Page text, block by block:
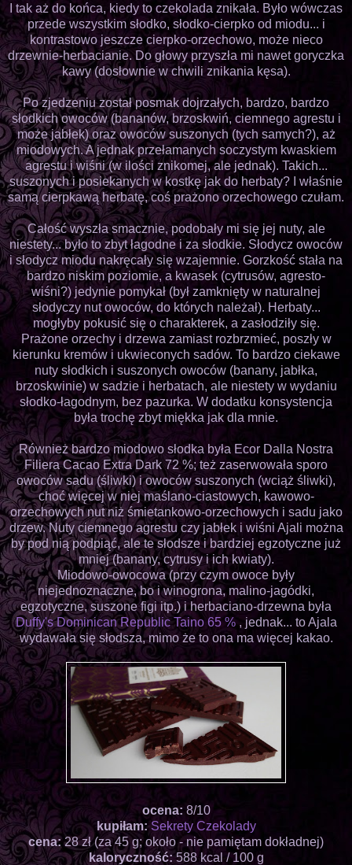
I tak aż do końca, kiedy to czekolada znikała. Było wówczas
przede wszystkim słodko, słodko-cierpko od miodu... i
kontrastowo jeszcze cierpko-orzechowo, może nieco
drzewnie-herbacianie. Do głowy przyszła mi nawet goryczka
kawy (dosłownie w chwili znikania kęsa).
Po zjedzeniu został posmak dojrzałych, bardzo, bardzo
słodkich owoców (bananów, brzoskwiń, ciemnego agrestu i
może jabłek) oraz owoców suszonych (tych samych?), aż
miodowych. A jednak przełamanych soczystym kwaskiem
agrestu i wiśni (w ilości znikomej, ale jednak). Takich...
suszonych i posiekanych w kostkę jak do herbaty? I właśnie
samą cierpkawą herbatę, coś prażono orzechowego czułam.
Całość wyszła smacznie, podobały mi się jej nuty, ale
niestety... było to zbyt łagodne i za słodkie. Słodycz owoców
i słodycz miodu nakręcały się wzajemnie. Gorzkość stała na
bardzo niskim poziomie, a kwasek (cytrusów, agresto-
wiśni?) jedynie pomykał (był zamknięty w naturalnej
słodyczy nut owoców, do których należał). Herbaty...
mogłyby pokusić się o charakterek, a zasłodziły się.
Prażone orzechy i drzewa zamiast rozbrzmieć, poszły w
kierunku kremów i ukwieconych sadów. To bardzo ciekawe
nuty słodkich i suszonych owoców (banany, jabłka,
brzoskwinie) w sadzie i herbatach, ale niestety w wydaniu
słodko-łagodnym, bez pazurka. W dodatku konsystencja
była trochę zbyt miękka jak dla mnie.
Również bardzo miodowo słodka była Ecor Dalla Nostra
Filiera Cacao Extra Dark 72 %; też zaserwowała sporo
owoców sadu (śliwki) i owoców suszonych (wciąż śliwki),
choć więcej w niej maślano-ciastowych, kawowo-
orzechowych nut niż śmietankowo-orzechowych i sadu jako
drzew. Nuty ciemnego agrestu czy jabłek i wiśni Ajali można
by pod nią podpiąć, ale te słodsze i bardziej egzotyczne już
mniej (banany, cytrusy i ich kwiaty).
Miodowo-owocowa (przy czym owoce były
niejednoznaczne, bo i winogrona, malino-jagódki,
egzotyczne, suszone figi itp.) i herbaciano-drzewna była
Duffy's Dominican Republic Taino 65 %, jednak... to Ajala
wydawała się słodsza, mimo że to ona ma więcej kakao.
ocena: 8/10
kupiłam: Sekrety Czekolady
cena:28 zł (za 45 g; około - nie pamiętam dokładnej)
kaloryczność:588 kcal / 100 g